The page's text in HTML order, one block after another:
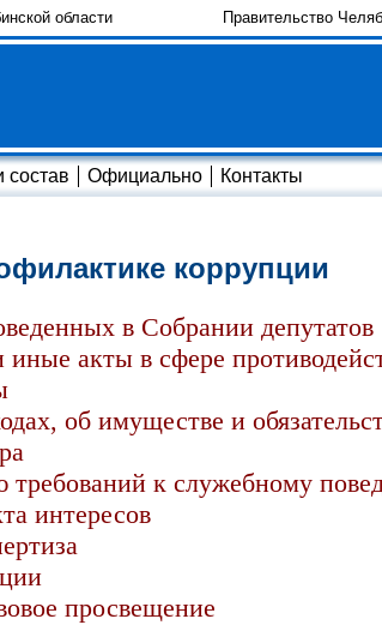
области Правительство
состав Официально Контакты
коррупции
в Собрании депутатов
акты в сфере
об имуществе и
к служебному
интересов
просвещение